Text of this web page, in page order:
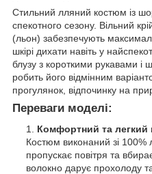
Стильний лляний костюм із
спекотного сезону. Вільний
(льон) забезпечують
шкірі дихати навіть у
блузу з короткими рукавами
робить його відмінним
прогулянок, відпочинку на
Переваги моделі:
Комфортний та легкий
Костюм виконаний зі 100%
пропускає повітря та
волокно дарує прохолоду